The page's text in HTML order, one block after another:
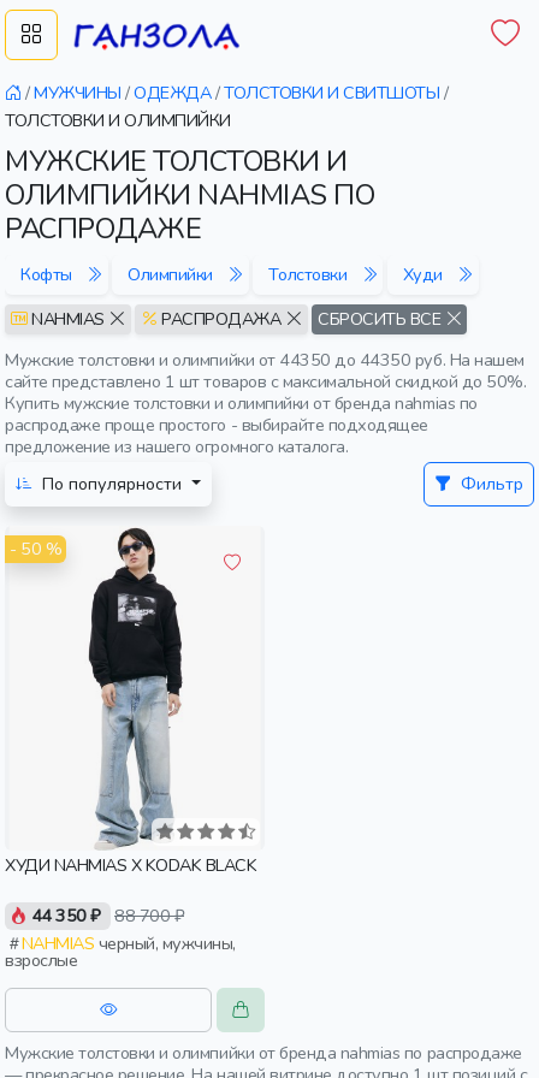
/МУЖЧИНЫ /ОДЕЖДА/ТОЛСТОВКИ И СВИТШОТЫ /
ТОЛСТОВКИ И ОЛИМПИЙКИ
МУЖСКИЕ ТОЛСТОВКИ И
ОЛИМПИЙКИ NAHMIAS ПО
РАСПРОДАЖЕ
Кофты Олимпийки Толстовки
Худи
NAHMIAS
РАСПРОДАЖА
СБРОСИТЬ ВСЕ
Мужские толстовки и олимпийки от 44350 до 44350 руб. На нашем
сайте представлено 1 шт товаров с максимальной скидкой до 50%.
Купить мужские толстовки и олимпийки от бренда nahmias по
распродаже проще простого - выбирайте подходящее
предложение из нашего огромного каталога.
По популярности
Фильтр
- 50 %
ХУДИ NAHMIAS X KODAK BLACK
44 350 ₽ 88 700 ₽
NAHMIAS
взрослые
Мужские толстовки и олимпийки от бренда nahmias по распродаже